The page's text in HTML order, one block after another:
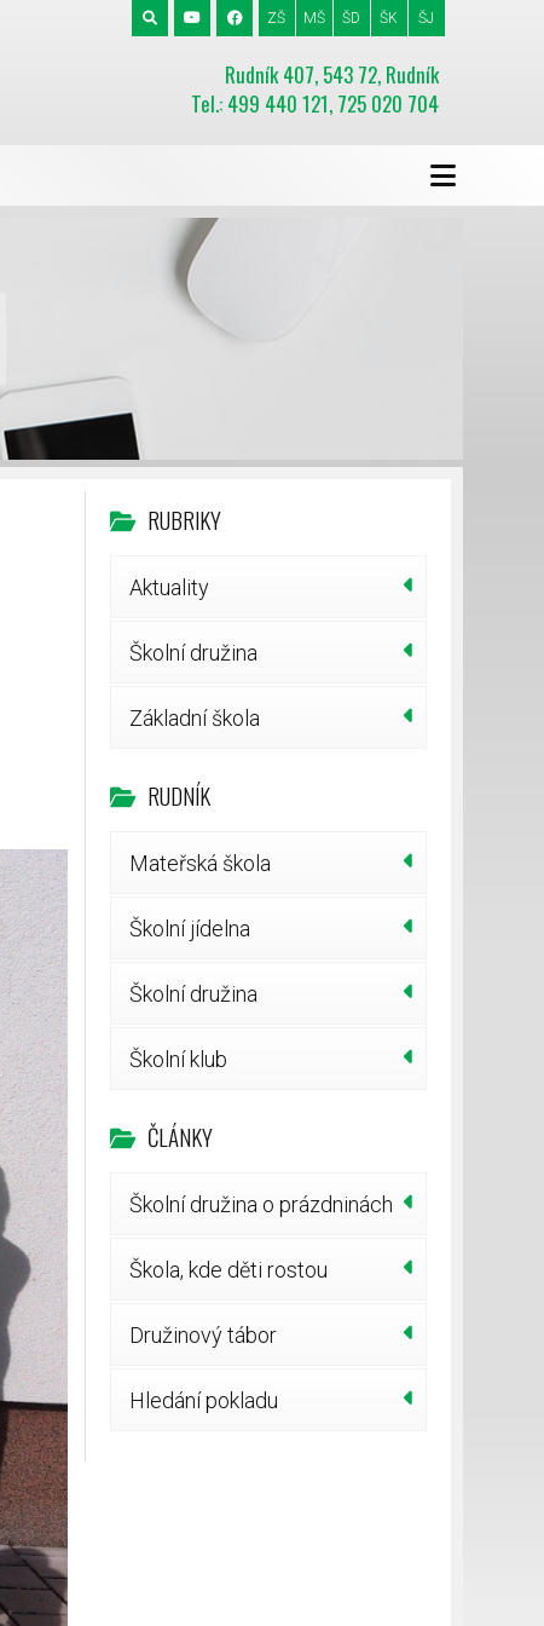
Rudník 407, 543 72, Rudník
Tel.: 499 440 121, 725 020 704
ZŠ MŠ ŠD ŠK ŠJ
RUBRIKY
Aktuality
Školní družina
Základní škola
RUDNÍK
Mateřská škola
Školní jídelna
Školní družina
Školní klub
ČLÁNKY
Školní družina o prázdninách
Škola, kde děti rostou
Družinový tábor
Hledání pokladu